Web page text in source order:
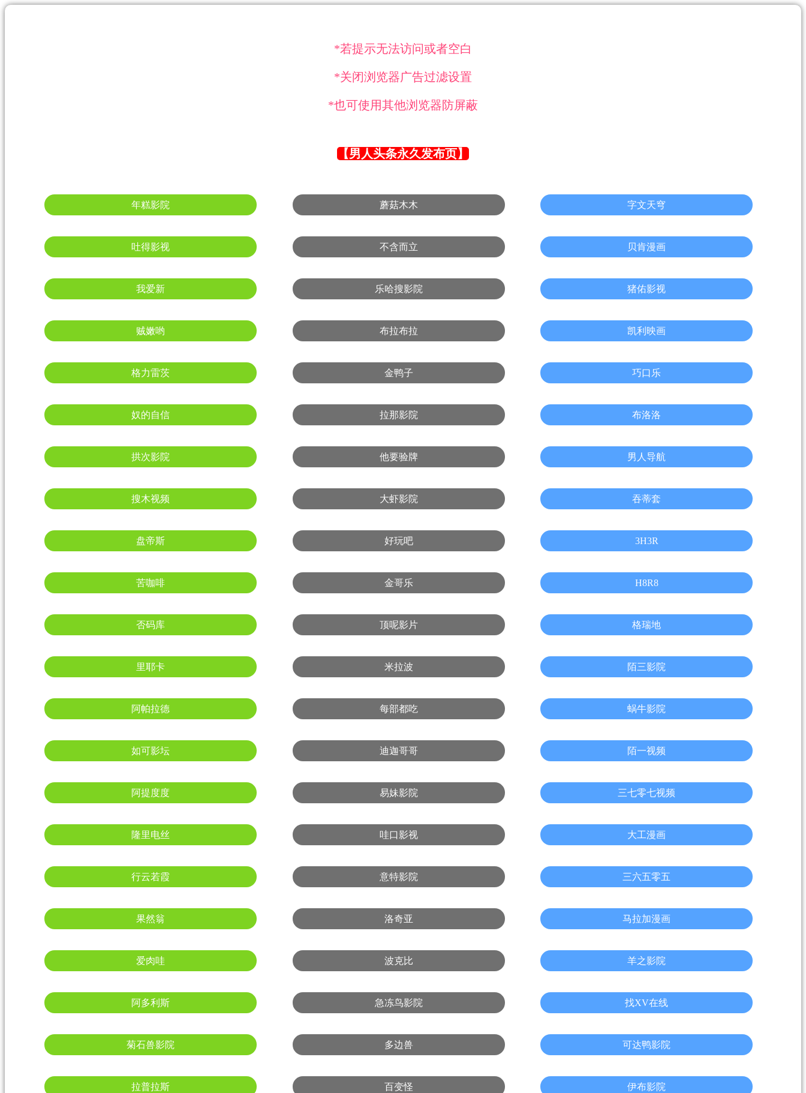
*若提示无法访问或者空白
*关闭浏览器广告过滤设置
*也可使用其他浏览器防屏蔽
【男人头条永久发布页】
年糕影院 蘑菇木木 字文天穹
吐得影视 不含而立 贝肯漫画
我爱新 乐哈搜影院 猪佑影视
贼嫩哟 布拉布拉 凯利映画
格力雷茨 金鸭子 巧口乐
奴的自信 拉那影院 布洛洛
拱次影院 他要验牌 男人导航
搜木视频 大虾影院 吞蒂套
盘帝斯 好玩吧 3H3R
苦咖啡 金哥乐 H8R8
否码库 顶呢影片 格瑞地
里耶卡 米拉波 陌三影院
阿帕拉德 每部都吃 蜗牛影院
如可影坛 迪迦哥哥 陌一视频
阿提度度 易妹影院 三七零七视频
隆里电丝 哇口影视 大工漫画
行云若霞 意特影院 三六五零五
果然翁 洛奇亚 马拉加漫画
爱肉哇 波克比 羊之影院
阿多利斯 急冻鸟影院 找XV在线
菊石兽影院 多边兽 可达鸭影院
拉普拉斯 百变怪 伊布影院